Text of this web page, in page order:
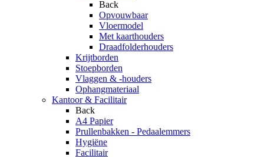
Back
Opvouwbaar
Vloermodel
Met kaarthouders
Draadfolderhouders
Krijtborden
Stoepborden
Vlaggen & -houders
Ophangmateriaal
Kantoor & Facilitair
Back
A4 Papier
Prullenbakken - Pedaalemmers
Hygiëne
Facilitair